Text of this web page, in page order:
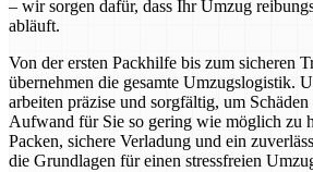
– wir sorgen dafür, dass Ihr Umzug
abläuft.
Von der ersten Packhilfe bis zum sicheren
übernehmen die gesamte Umzugslogistik.
arbeiten präzise und sorgfältig, um
Aufwand für Sie so gering wie möglich zu
Packen, sichere Verladung und ein
die Grundlagen für einen stressfreien